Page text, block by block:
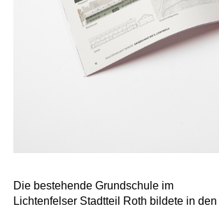
Die bestehende Grundschule im
Lichtenfelser Stadtteil Roth bildete in den